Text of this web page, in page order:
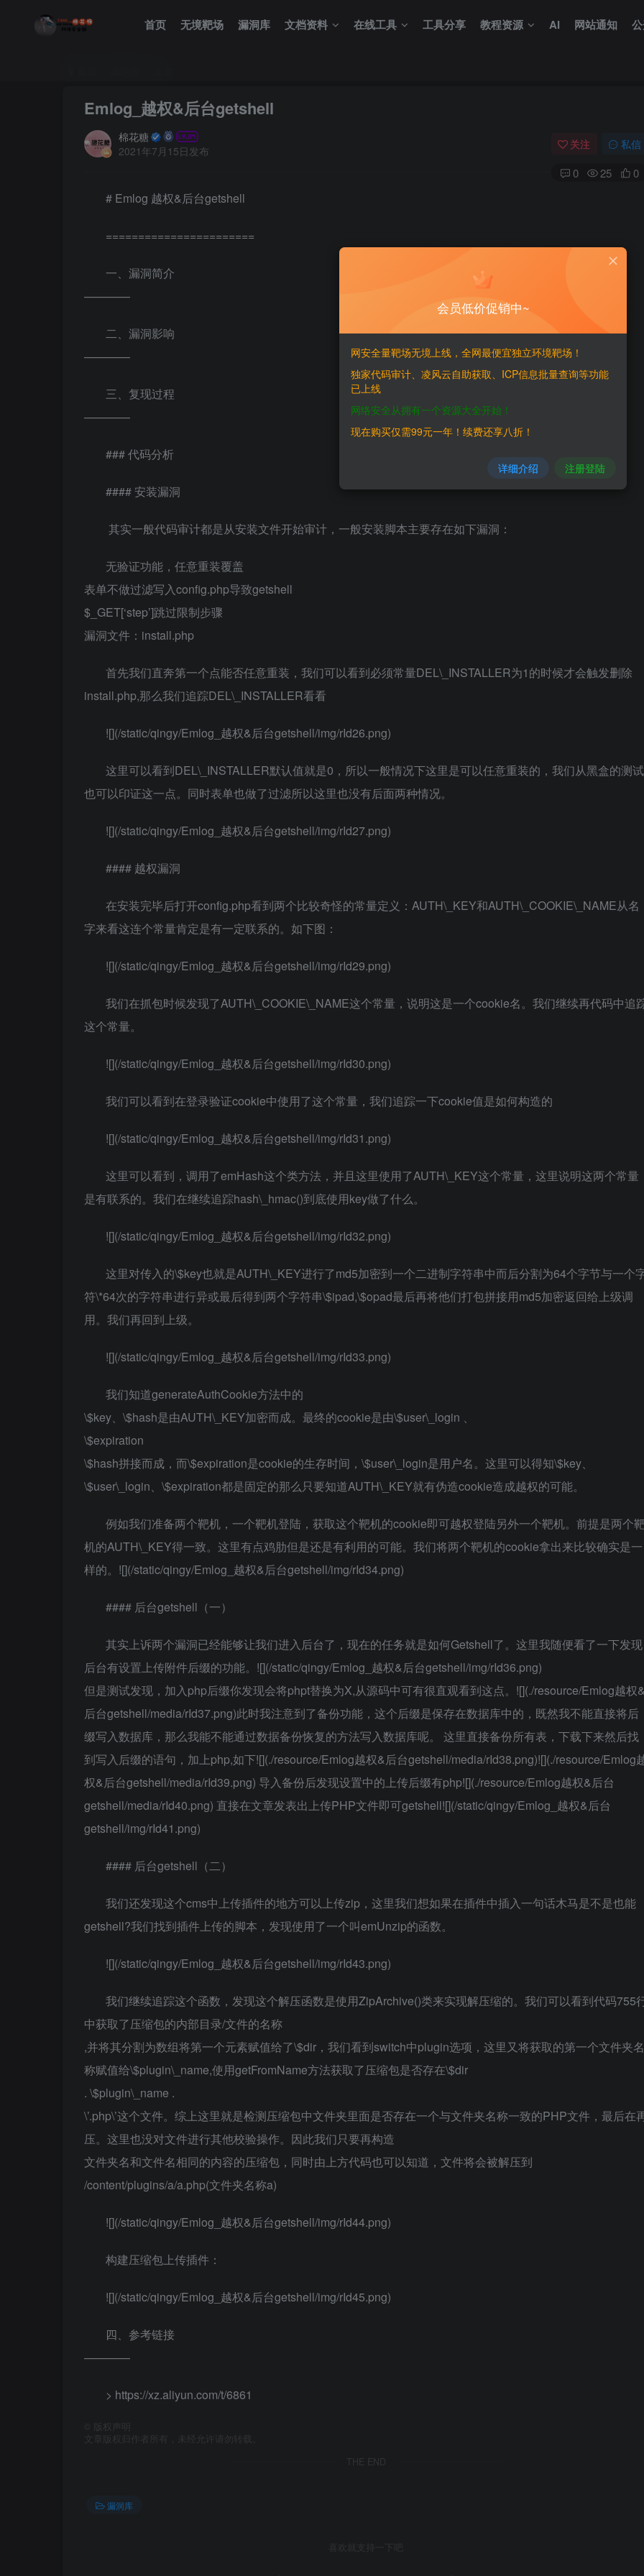
首页 无境靶场 漏洞库 文档资料 在线工具 工具分享 教程资源 AI 网站通知
Emlog_越权&后台getshell
棉花糖
2021年7月15日发布
关注 私信
0 25 0
# Emlog 越权&后台getshell
=======================
一、漏洞简介
————
二、漏洞影响
————
三、复现过程
————
### 代码分析
#### 安装漏洞
​ 其实一般代码审计都是从安装文件开始审计，一般安装脚本主要存在如下漏洞：
无验证功能，任意重装覆盖
表单不做过滤写入config.php导致getshell
$_GET[‘step’]跳过限制步骤
漏洞文件：install.php
​​首先我们直奔第一个点能否任意重装，我们可以看到必须常量DEL\_INSTALLER为1的时候才会触发删除
install.php,那么我们追踪DEL\_INSTALLER看看
![](/static/qingy/Emlog_越权&后台getshell/img/rId26.png)
这里可以看到DEL\_INSTALLER默认值就是0，所以一般情况下这里是可以任意重装的，我们从黑盒的测试
也可以印证这一点。同时表单也做了过滤所以这里也没有后面两种情况。
![](/static/qingy/Emlog_越权&后台getshell/img/rId27.png)
#### 越权漏洞
​​在安装完毕后打开config.php看到两个比较奇怪的常量定义：AUTH\_KEY和AUTH\_COOKIE\_NAME从名
字来看这连个常量肯定是有一定联系的。如下图：
![](/static/qingy/Emlog_越权&后台getshell/img/rId29.png)
我们在抓包时候发现了AUTH\_COOKIE\_NAME这个常量，说明这是一个cookie名。我们继续再代码中追
这个常量。
![](/static/qingy/Emlog_越权&后台getshell/img/rId30.png)
我们可以看到在登录验证cookie中使用了这个常量，我们追踪一下cookie值是如何构造的
![](/static/qingy/Emlog_越权&后台getshell/img/rId31.png)
这里可以看到，调用了emHash这个类方法，并且这里使用了AUTH\_KEY这个常量，这里说明这两个常量
是有联系的。我们在继续追踪hash\_hmac()到底使用key做了什么。
![](/static/qingy/Emlog_越权&后台getshell/img/rId32.png)
这里对传入的\$key也就是AUTH\_KEY进行了md5加密到一个二进制字符串中而后分割为64个字节与一个
符\*64次的字符串进行异或最后得到两个字符串\$ipad,\$opad最后再将他们打包拼接用md5加密返回给上级调
用。我们再回到上级。
![](/static/qingy/Emlog_越权&后台getshell/img/rId33.png)
我们知道generateAuthCookie方法中的
\$key、\$hash是由AUTH\_KEY加密而成。最终的cookie是由\$user\_login 、
\$expiration
\$hash拼接而成，而\$expiration是cookie的生存时间，\$user\_login是用户名。这里可以得知\$key、
\$user\_login、\$expiration都是固定的那么只要知道AUTH\_KEY就有伪造cookie造成越权的可能。
例如我们准备两个靶机，一个靶机登陆，获取这个靶机的cookie即可越权登陆另外一个靶机。前提是两个
机的AUTH\_KEY得一致。这里有点鸡肋但是还是有利用的可能。我们将两个靶机的cookie拿出来比较确实是一
样的。​![](/static/qingy/Emlog_越权&后台getshell/img/rId34.png)
#### 后台getshell（一）
​​其实上诉两个漏洞已经能够让我们进入后台了，现在的任务就是如何Getshell了。这里我随便看了一下发现
后台有设置上传附件后缀的功能。​![](/static/qingy/Emlog_越权&后台getshell/img/rId36.png)​​
但是测试发现，加入php后缀你发现会将phpt替换为X,从源码中可有很直观看到这点。​![](./resource/Emlog越权
后台getshell/media/rId37.png)​​此时我注意到了备份功能，这个后缀是保存在数据库中的，既然我不能直接将后
缀写入数据库，那么我能不能通过数据备份恢复的方法写入数据库呢。​​ 这里直接备份所有表，下载下来然后找
到写入后缀的语句，加上php,如下​![](./resource/Emlog越权&后台getshell/media/rId38.png)​![](./resource/Emlog
权&后台getshell/media/rId39.png)​​ 导入备份后发现设置中的上传后缀有php​![](./resource/Emlog越权&后台
getshell/media/rId40.png)​​ 直接在文章发表出上传PHP文件即可getshell​![](/static/qingy/Emlog_越权&后台
getshell/img/rId41.png)
#### 后台getshell（二）
我们还发现这个cms中上传插件的地方可以上传zip，这里我们想如果在插件中插入一句话木马是不是也能
getshell?我们找到插件上传的脚本，发现使用了一个叫emUnzip的函数。
![](/static/qingy/Emlog_越权&后台getshell/img/rId43.png)
我们继续追踪这个函数，发现这个解压函数是使用ZipArchive()类来实现解压缩的。我们可以看到代码755
中获取了压缩包的内部目录/文件的名称
,并将其分割为数组将第一个元素赋值给了\$dir，我们看到switch中plugin选项，这里又将获取的第一个文件夹名
称赋值给\$plugin\_name,使用getFromName方法获取了压缩包是否存在\$dir
. \$plugin\_name .
\’.php\’这个文件。综上这里就是检测压缩包中文件夹里面是否存在一个与文件夹名称一致的PHP文件，最后在
压。这里也没对文件进行其他校验操作。因此我们只要再构造
文件夹名和文件名相同的内容的压缩包，同时由上方代码也可以知道，文件将会被解压到
/content/plugins/a/a.php(文件夹名称a)
![](/static/qingy/Emlog_越权&后台getshell/img/rId44.png)
构建压缩包上传插件：
![](/static/qingy/Emlog_越权&后台getshell/img/rId45.png)
四、参考链接
————
> https://xz.aliyun.com/t/6861
版权声明
文章版权归作者所有，未经允许请勿转载。
THE END
漏洞库
喜欢就支持一下吧
会员低价促销中~
网安全量靶场无境上线，全网最便宜独立环境靶场！
独家代码审计、凌风云自助获取、ICP信息批量查询等功能
已上线
网络安全从拥有一个资源大全开始！
现在购买仅需99元一年！续费还享八折！
详细介绍 注册登陆